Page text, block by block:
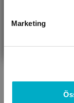
Marketing
VÁRANDÓS